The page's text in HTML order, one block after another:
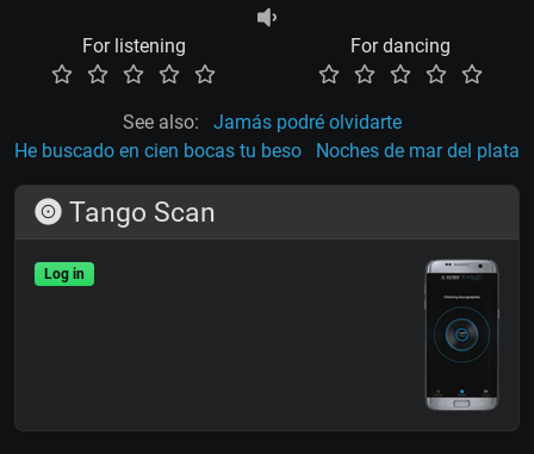
For listening For dancing
See also:
Jamás podré olvidarte
He buscado en cien bocas tu beso
Noches de mar del plata
Tango Scan
Log in